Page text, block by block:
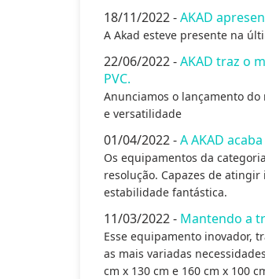
18/11/2022 -AKAD
A Akad esteve presente na
22/06/2022 -AKAD traz o
PVC.
Anunciamos o lançamento
e versatilidade
01/04/2022 -A AKAD
Os equipamentos da
resolução. Capazes de
estabilidade fantástica.
11/03/2022 - Mantendo a
Esse equipamento inovador,
as mais variadas
cm x 130 cm e 160 cm x 100